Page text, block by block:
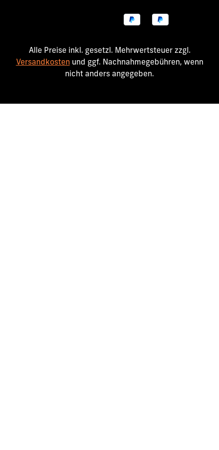
Alle Preise inkl. gesetzl. Mehrwertsteuer zzgl.
Versandkosten und ggf. Nachnahmegebühren, wenn
nicht anders angegeben.